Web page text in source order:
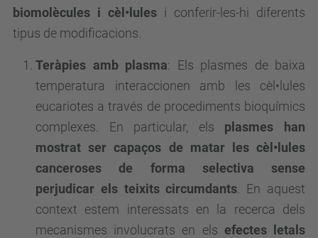
biomolècules i cèl•lules i conferir-les-hi diferents
tipus de modificacions.
Teràpies amb plasma: Els plasmes de baixa
temperatura interaccionen amb les cèl•lules
eucariotes a través de procediments bioquímics
complexes. En particular, els plasmes han
mostrat ser capaços de matar les cèl•lules
canceroses de forma selectiva sense
perjudicar els teixits circumdants . En aquest
context estem interessats en la recerca dels
mecanismes involucrats en els efectes letals